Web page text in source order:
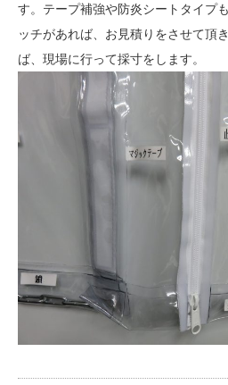
す。テープ補強や防炎シートタイプ
ッチがあれば、お見積りをさせて頂
ば、現場に行って採寸をします。